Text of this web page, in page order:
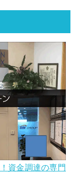
資金調達の専門